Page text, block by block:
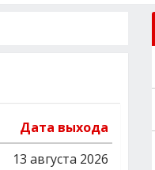
Дата выхода
13 августа 2026